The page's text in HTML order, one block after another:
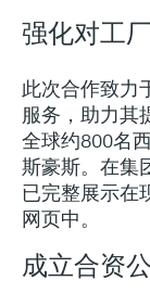
强化对工
此次合作致力
服务，助力其
全球约800名
斯豪斯。在集
已完整展示在
网页中。
成立合资